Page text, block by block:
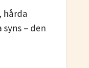
hårda
– den